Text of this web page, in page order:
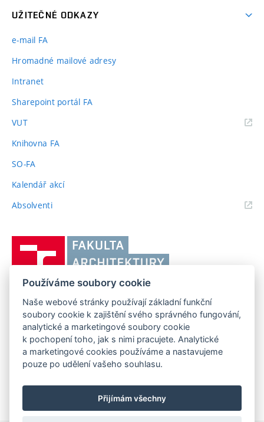
UŽITEČNÉ ODKAZY
e-mail FA
Hromadné mailové adresy
Intranet
Sharepoint portál FA
VUT(externí
Knihovna FA
SO-FA
Kalendář akcí
Absolventi(externí
Brně,
Fakulta
architektury
FAKULTA ARCHITEKTURY VUT V BRNĚ
Poříčí 273/5, 639 00 Brno
Telefon: 54114 6600
www.fa.vutbr.cz
info@fa.vutbr.cz
Používáme soubory cookie
Naše webové stránky používají základní funkční
soubory cookie k zajištění svého správného fungování,
analytické a marketingové soubory cookie
k pochopení toho, jak s nimi pracujete. Analytické
a marketingové cookies používáme a nastavujeme
pouze po udělení vašeho souhlasu.
Přijímám všechny